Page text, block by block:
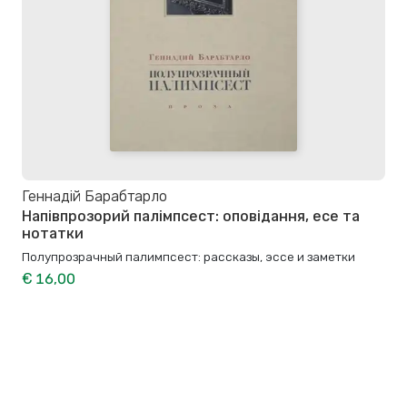
Геннадій Барабтарло
Напівпрозорий палімпсест: оповідання, есе та
нотатки
Полупрозрачный палимпсест: рассказы, эссе и заметки
€ 16,00